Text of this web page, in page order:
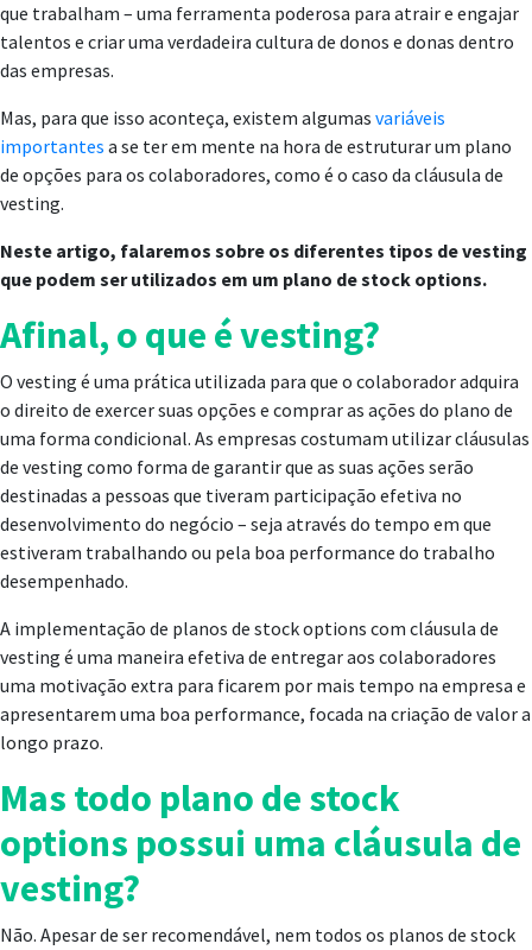
que trabalham – uma ferramenta poderosa para atrair e engajar
talentos e criar uma verdadeira cultura de donos e donas dentro
das empresas.
Mas, para que isso aconteça, existem algumas variáveis
importantes a se ter em mente na hora de estruturar um plano
de opções para os colaboradores, como é o caso da cláusula de
vesting.
Neste artigo, falaremos sobre os diferentes tipos de vesting
que podem ser utilizados em um plano de stock options.
Afinal, o que é vesting?
O vesting é uma prática utilizada para que o colaborador adquira
o direito de exercer suas opções e comprar as ações do plano de
uma forma condicional. As empresas costumam utilizar cláusulas
de vesting como forma de garantir que as suas ações serão
destinadas a pessoas que tiveram participação efetiva no
desenvolvimento do negócio – seja através do tempo em que
estiveram trabalhando ou pela boa performance do trabalho
desempenhado.
A implementação de planos de stock options com cláusula de
vesting é uma maneira efetiva de entregar aos colaboradores
uma motivação extra para ficarem por mais tempo na empresa e
apresentarem uma boa performance, focada na criação de valor a
longo prazo.
Mas todo plano de stock
options possui uma cláusula de
vesting?
Não. Apesar de ser recomendável, nem todos os planos de stock